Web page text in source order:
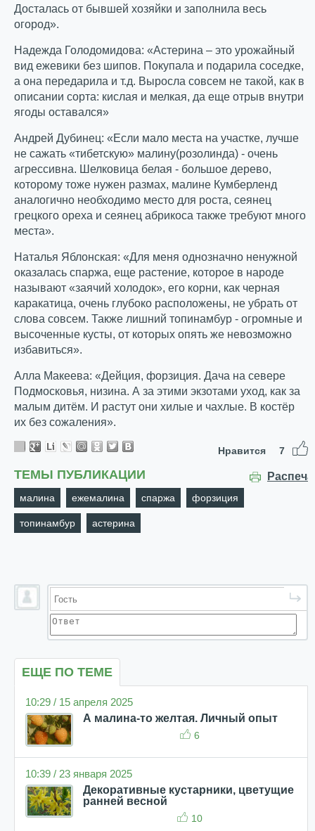
Досталась от бывшей хозяйки и заполнила весь
огород».
Надежда Голодомидова: «Астерина – это урожайный
вид ежевики без шипов. Покупала и подарила соседке,
а она передарила и т.д. Выросла совсем не такой, как в
описании сорта: кислая и мелкая, да еще отрыв внутри
ягоды оставался»
Андрей Дубинец: «Если мало места на участке, лучше
не сажать «тибетскую» малину(розолинда) - очень
агрессивна. Шелковица белая - большое дерево,
которому тоже нужен размах, малине Кумберленд
аналогично необходимо место для роста, сеянец
грецкого ореха и сеянец абрикоса также требуют много
места».
Наталья Яблонская: «Для меня однозначно ненужной
оказалась спаржа, еще растение, которое в народе
называют «заячий холодок», его корни, как черная
каракатица, очень глубоко расположены, не убрать от
слова совсем. Также лишний топинамбур - огромные и
высоченные кусты, от которых опять же невозможно
избавиться».
Алла Макеева: «Дейция, форзиция. Дача на севере
Подмосковья, низина. А за этими экзотами уход, как за
малым дитём. И растут они хилые и чахлые. В костёр
их без сожаления».
Нравится 7
ТЕМЫ ПУБЛИКАЦИИ
малина ежемалина спаржа форзиция
топинамбур астерина
ЕЩЕ ПО ТЕМЕ
10:29 / 15 апреля 2025
А малина-то желтая. Личный опыт
6
10:39 / 23 января 2025
Декоративные кустарники, цветущие
ранней весной
10